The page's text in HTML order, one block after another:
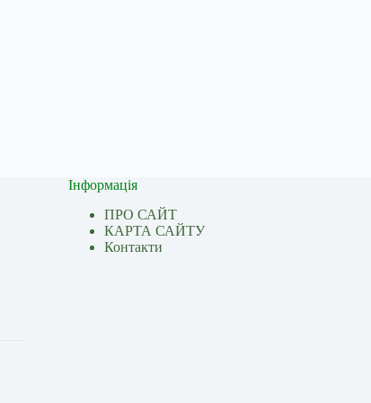
Інформація
ПРО САЙТ
КАРТА САЙТУ
Контакти